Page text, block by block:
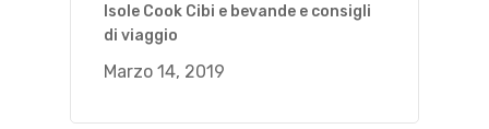
Isole Cook Cibi e bevande e consigli
di viaggio
Marzo 14, 2019